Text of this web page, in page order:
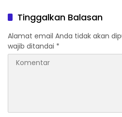
Menjaga Kondusifitas
Daerah
Tinggalkan Balasan
Alamat email Anda tidak akan
wajib ditandai *